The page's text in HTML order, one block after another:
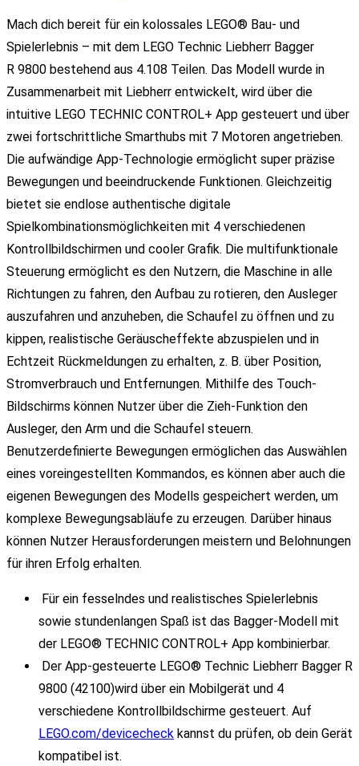
Mach dich bereit für ein kolossales LEGO® Bau- und
Spielerlebnis – mit dem LEGO Technic Liebherr Bagger
R 9800 bestehend aus 4.108 Teilen. Das Modell wurde in
Zusammenarbeit mit Liebherr entwickelt, wird über die
intuitive LEGO TECHNIC CONTROL+ App gesteuert und über
zwei fortschrittliche Smarthubs mit 7 Motoren angetrieben.
Die aufwändige App-Technologie ermöglicht super präzise
Bewegungen und beeindruckende Funktionen. Gleichzeitig
bietet sie endlose authentische digitale
Spielkombinationsmöglichkeiten mit 4 verschiedenen
Kontrollbildschirmen und cooler Grafik. Die multifunktionale
Steuerung ermöglicht es den Nutzern, die Maschine in alle
Richtungen zu fahren, den Aufbau zu rotieren, den Ausleger
auszufahren und anzuheben, die Schaufel zu öffnen und zu
kippen, realistische Geräuscheffekte abzuspielen und in
Echtzeit Rückmeldungen zu erhalten, z. B. über Position,
Stromverbrauch und Entfernungen. Mithilfe des Touch-
Bildschirms können Nutzer über die Zieh-Funktion den
Ausleger, den Arm und die Schaufel steuern.
Benutzerdefinierte Bewegungen ermöglichen das Auswählen
eines voreingestellten Kommandos, es können aber auch die
eigenen Bewegungen des Modells gespeichert werden, um
komplexe Bewegungsabläufe zu erzeugen. Darüber hinaus
können Nutzer Herausforderungen meistern und Belohnungen
für ihren Erfolg erhalten.
Für ein fesselndes und realistisches Spielerlebnis
sowie stundenlangen Spaß ist das Bagger-Modell mit
der LEGO® TECHNIC CONTROL+ App kombinierbar.
Der App-gesteuerte LEGO® Technic Liebherr Bagger R
9800 (42100)wird über ein Mobilgerät und 4
verschiedene Kontrollbildschirme gesteuert. Auf
LEGO.com/devicecheck kannst du prüfen, ob dein Gerät
kompatibel ist.